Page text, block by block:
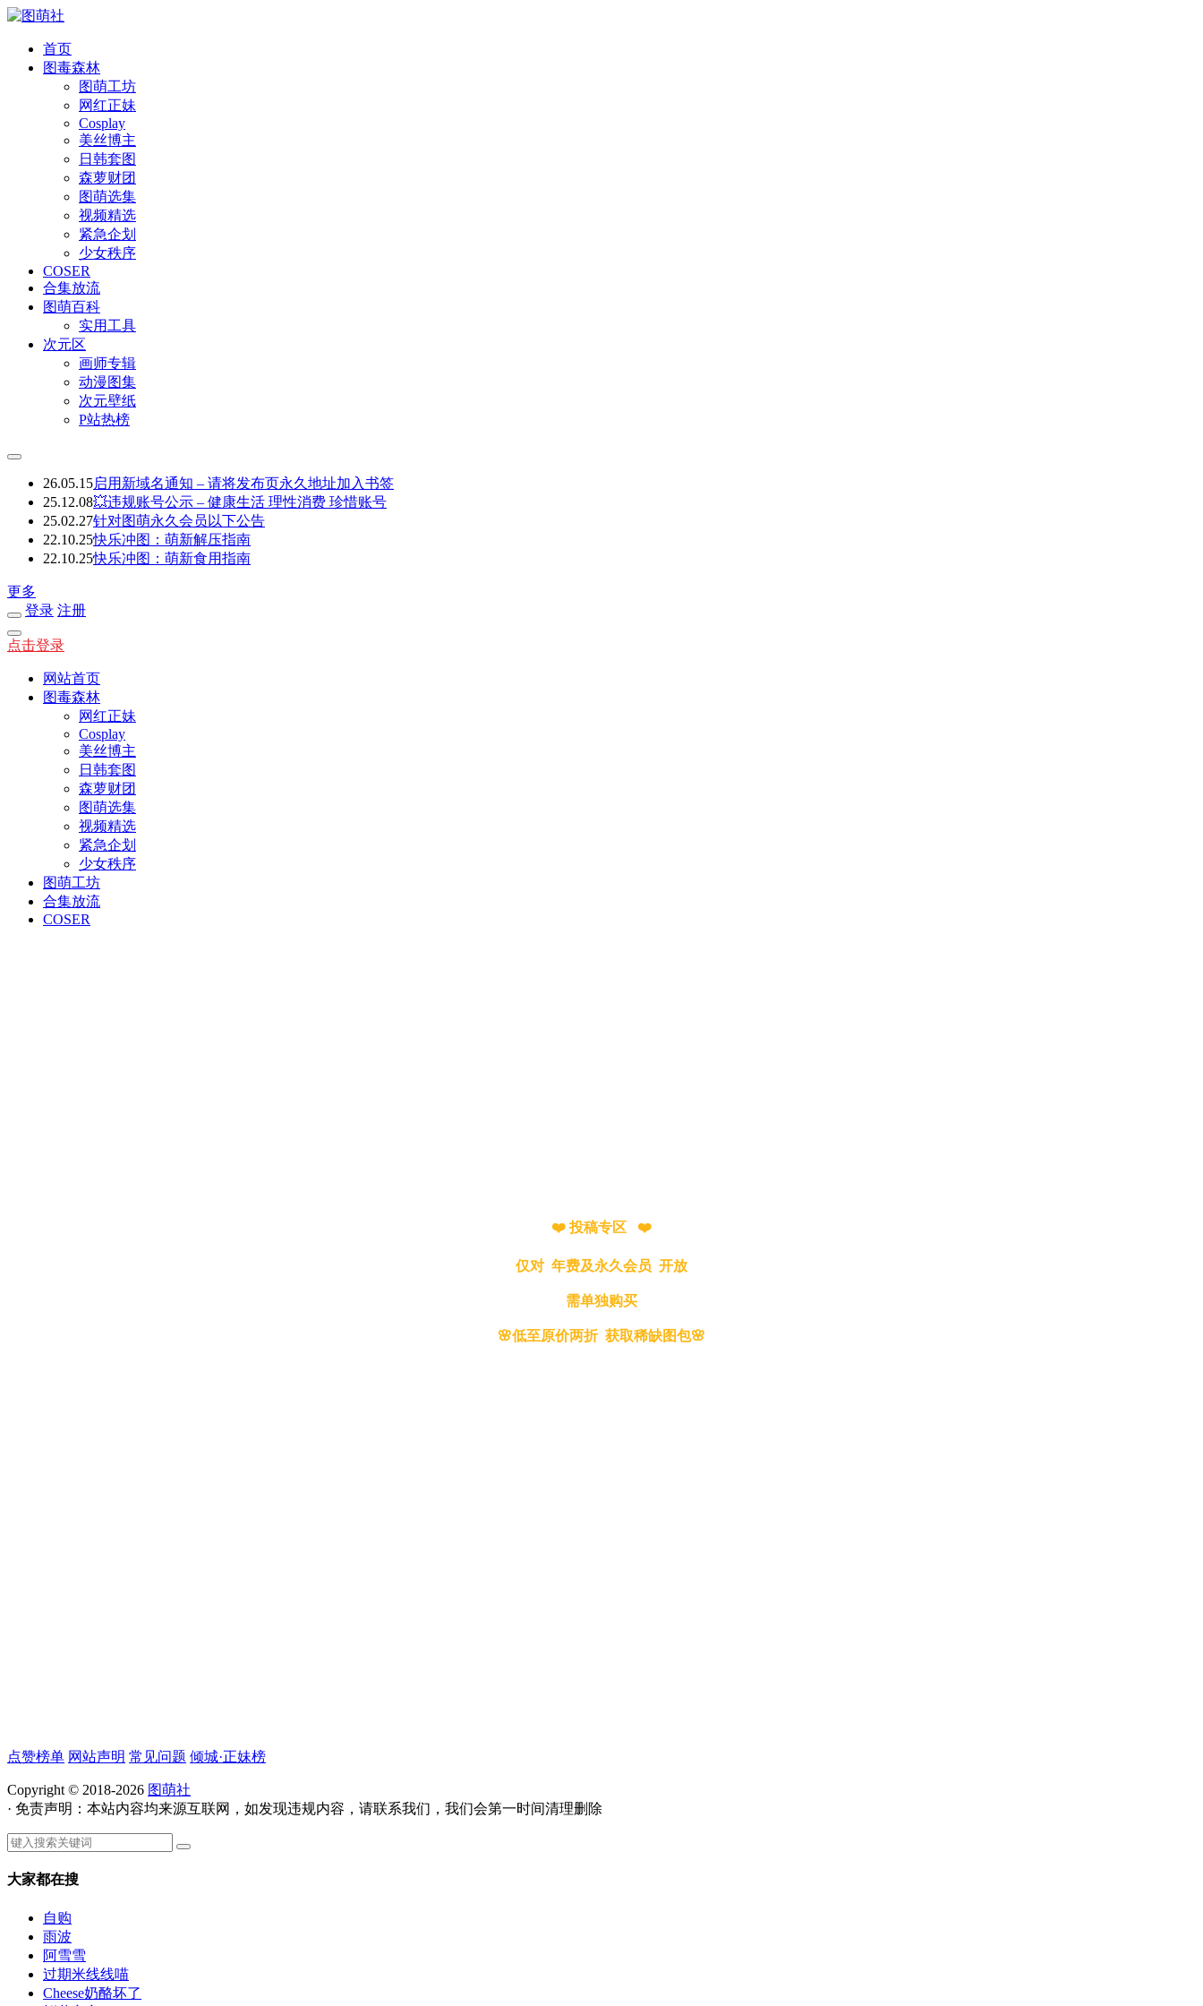
首页
图毒森林
图萌工坊
网红正妹
Cosplay
美丝博主
日韩套图
森萝财团
图萌选集
视频精选
紧急企划
少女秩序
COSER
合集放流
图萌百科
实用工具
次元区
画师专辑
动漫图集
次元壁纸
P站热榜
26.05.15启用新域名通知 – 请将发布页永久地址加入书签
25.12.08💥违规账号公示 – 健康生活 理性消费 珍惜账号
25.02.27针对图萌永久会员以下公告
22.10.25快乐冲图：萌新解压指南
22.10.25快乐冲图：萌新食用指南
更多
登录 注册
点击登录
网站首页
图毒森林
网红正妹
Cosplay
美丝博主
日韩套图
森萝财团
图萌选集
视频精选
紧急企划
少女秩序
图萌工坊
合集放流
COSER
❤️ 投稿专区 ❤️
仅对 年费及永久会员 开放
需单独购买
🌸低至原价两折 获取稀缺图包🌸
点赞榜单 网站声明 常见问题 倾城·正妹榜
Copyright © 2018-2026 图萌社
· 免责声明：本站内容均来源互联网，如发现违规内容，请联系我们，我们会第一时间清理删除
大家都在搜
自购
雨波
阿雪雪
过期米线线喵
Cheese奶酪坏了